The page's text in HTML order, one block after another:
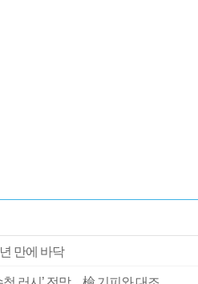
만에 바닥